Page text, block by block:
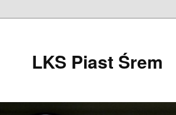
LKS Piast Śrem